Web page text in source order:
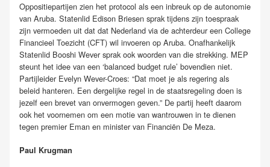
Oppositiepartijen zien het protocol als een inbreuk op de autonomie
van Aruba. Statenlid Edison Briesen sprak tijdens zijn toespraak
zijn vermoeden uit dat dat Nederland via de achterdeur een College
Financieel Toezicht (CFT) wil invoeren op Aruba. Onafhankelijk
Statenlid Booshi Wever sprak ook woorden van die strekking. MEP
steunt het idee van een ‘balanced budget rule’ bovendien niet.
Partijleider Evelyn Wever-Croes: “Dat moet je als regering als
beleid hanteren. Een dergelijke regel in de staatsregeling doen is
jezelf een brevet van onvermogen geven.” De partij heeft daarom
ook het voornemen om een motie van wantrouwen in te dienen
tegen premier Eman en minister van Financiën De Meza.
Paul Krugman